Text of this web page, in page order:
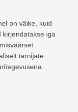
on väike, kuid
kirjendatakse iga
tarnijate